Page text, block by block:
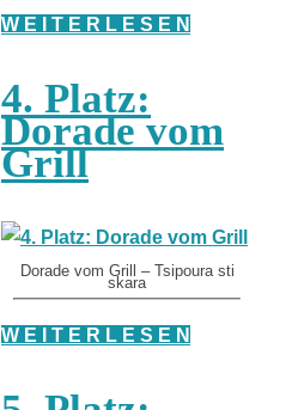
W E I T E R L E S E N
4. Platz:
Dorade vom
Grill
Dorade vom Grill – Tsipoura sti
skara
W E I T E R L E S E N